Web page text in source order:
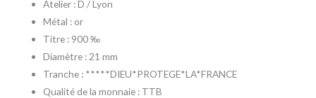
Atelier : D / Lyon
Métal : or
Titre : 900 ‰
Diamètre : 21 mm
Tranche : *****DIEU*PROTEGE*LA*FRANCE
Qualité de la monnaie : TTB